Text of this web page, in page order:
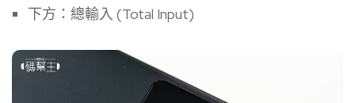
下方：總輸入 (Total Input)